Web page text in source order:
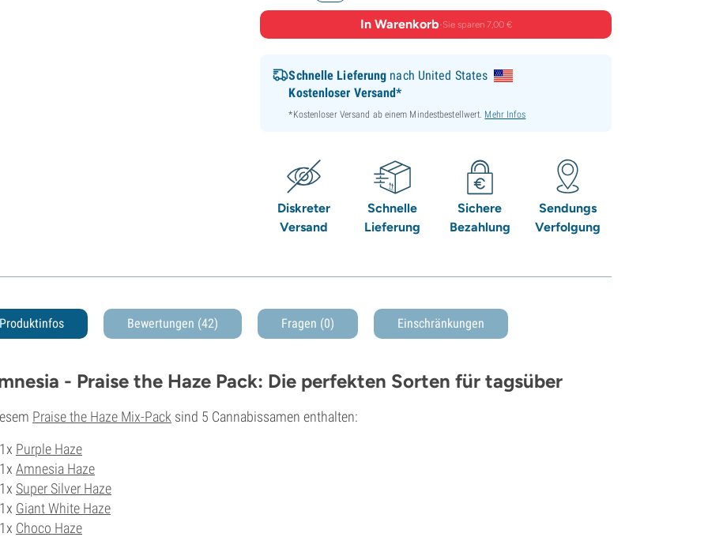
In Warenkorb·Sie sparen 7,00 €
Schnelle Lieferung nach United States
Kostenloser Versand*
*Kostenloser Versand ab einem Mindestbestellwert. Mehr Infos
Diskreter
Versand
Schnelle
Lieferung
Sichere
Bezahlung
Sendungs
Verfolgung
Produktinfos Bewertungen (42) Fragen (0) Einschränkungen
- Praise the Haze Pack: Die perfekten Sorten für tagsüber
Praise the Haze Mix-Pack sind 5 Cannabissamen enthalten:
1x Purple Haze
1x Amnesia Haze
1x Super Silver Haze
1x Giant White Haze
1x Choco Haze